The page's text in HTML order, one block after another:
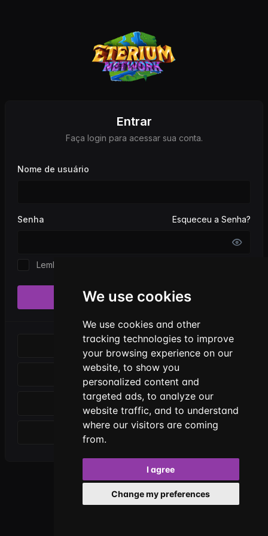
We use cookies
We use cookies and other
tracking technologies to improve
your browsing experience on our
website, to show you
personalized content and
targeted ads, to analyze our
website traffic, and to understand
where our visitors are coming
from.
I agree
Change my preferences
Entrar
Faça login para acessar sua conta.
Nome de usuário
Senha Esqueceu a Senha?
Lembrar de mim
Entrar
OU
Entrar com Discord
Entrar com Steam
Entrar com Xbox
Entrar com Minecraft
Não tem uma conta?Registrar